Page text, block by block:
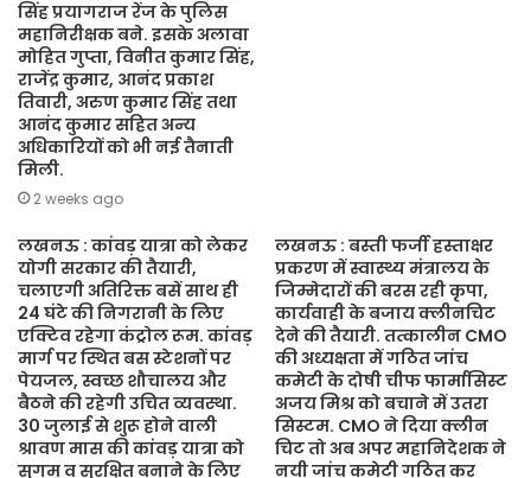
सिंह प्रयागराज रेंज के पुलिस
महानिरीक्षक बने. इसके अलावा
मोहित गुप्ता, विनीत कुमार सिंह,
राजेंद्र कुमार, आनंद प्रकाश
तिवारी, अरुण कुमार सिंह तथा
आनंद कुमार सहित अन्य
अधिकारियों को भी नई तैनाती
मिली.
2 weeks ago
लखनऊ : कांवड़ यात्रा को लेकर
योगी सरकार की तैयारी,
चलाएगी अतिरिक्त बसें साथ ही
24 घंटे की निगरानी के लिए
एक्टिव रहेगा कंट्रोल रूम. कांवड़
मार्ग पर स्थित बस स्टेशनों पर
पेयजल, स्वच्छ शौचालय और
बैठने की रहेगी उचित व्यवस्था.
30 जुलाई से शुरू होने वाली
श्रावण मास की कांवड़ यात्रा को
सुगम व सुरक्षित बनाने के लिए
लखनऊ : बस्ती फर्जी हस्ताक्षर
प्रकरण में स्वास्थ्य मंत्रालय के
जिम्मेदारों की बरस रही कृपा,
कार्यवाही के बजाय क्लीनचिट
देने की तैयारी. तत्कालीन CMO
की अध्यक्षता में गठित जांच
कमेटी के दोषी चीफ फार्मासिस्ट
अजय मिश्र को बचाने में उतरा
सिस्टम. CMO ने दिया क्लीन
चिट तो अब अपर महानिदेशक ने
नयी जांच कमेटी गठित कर